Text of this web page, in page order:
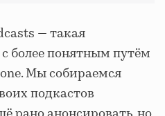
— такая
более понятным путём
Мы собираемся
подкастов